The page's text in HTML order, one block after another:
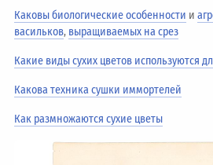
Каковы биологические особенности и
васильков, выращиваемых на срез
Какие виды сухих цветов используются
Какова техника сушки иммортелей
Как размножаются сухие цветы